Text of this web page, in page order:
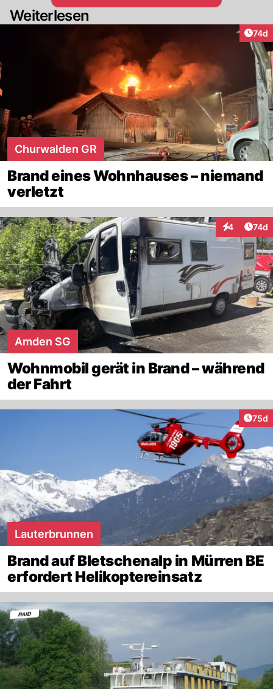
Weiterlesen
74d
Churwalden GR
Brand eines Wohnhauses – niemand
verletzt
4
Interaktionen
74d
Amden SG
Wohnmobil gerät in Brand – während
der Fahrt
75d
Lauterbrunnen
Brand auf Bletschenalp in Mürren BE
erfordert Helikoptereinsatz